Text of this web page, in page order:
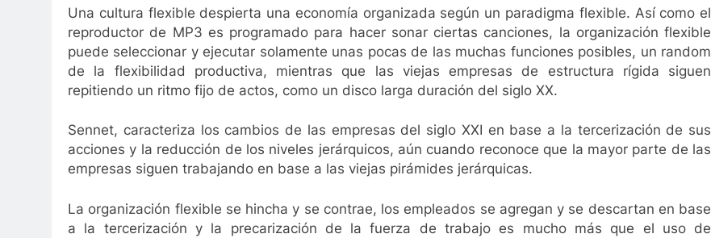
Una cultura flexible despierta una economía organizada según un paradigma flexible. Así como el
reproductor de MP3 es programado para hacer sonar ciertas canciones, la organización flexible
puede seleccionar y ejecutar solamente unas pocas de las muchas funciones posibles, un random
de la flexibilidad productiva, mientras que las viejas empresas de estructura rígida siguen
repitiendo un ritmo fijo de actos, como un disco larga duración del siglo XX.
Sennet, caracteriza los cambios de las empresas del siglo XXI en base a la tercerización de sus
acciones y la reducción de los niveles jerárquicos, aún cuando reconoce que la mayor parte de las
empresas siguen trabajando en base a las viejas pirámides jerárquicas.
La organización flexible se hincha y se contrae, los empleados se agregan y se descartan en base
a la tercerización y la precarización de la fuerza de trabajo es mucho más que el uso de